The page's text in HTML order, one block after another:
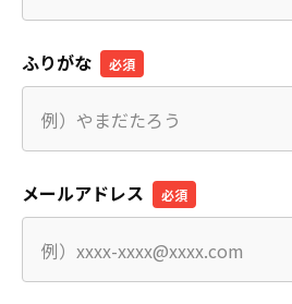
ふりがな
メールアドレス